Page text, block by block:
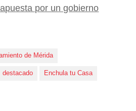
por un gobierno
de Mérida
destacado Enchula tu Casa